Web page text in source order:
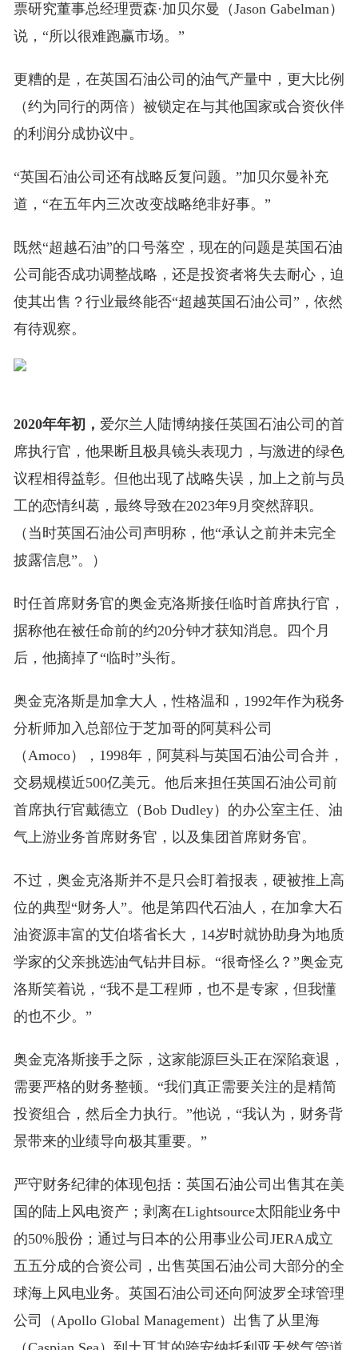
票研究董事总经理贾森·加贝尔曼（Jason Gabelman）
说，“所以很难跑赢市场。”
更糟的是，在英国石油公司的油气产量中，更大比例
（约为同行的两倍）被锁定在与其他国家或合资伙伴
的利润分成协议中。
“英国石油公司还有战略反复问题。”加贝尔曼补充
道，“在五年内三次改变战略绝非好事。”
既然“超越石油”的口号落空，现在的问题是英国石油
公司能否成功调整战略，还是投资者将失去耐心，迫
使其出售？行业最终能否“超越英国石油公司”，依然
有待观察。
2020年年初， 爱尔兰人陆博纳接任英国石油公司的首
席执行官，他果断且极具镜头表现力，与激进的绿色
议程相得益彰。但他出现了战略失误，加上之前与员
工的恋情纠葛，最终导致在2023年9月突然辞职。
（当时英国石油公司声明称，他“承认之前并未完全
披露信息”。）
时任首席财务官的奥金克洛斯接任临时首席执行官，
据称他在被任命前的约20分钟才获知消息。四个月
后，他摘掉了“临时”头衔。
奥金克洛斯是加拿大人，性格温和，1992年作为税务
分析师加入总部位于芝加哥的阿莫科公司
（Amoco），1998年，阿莫科与英国石油公司合并，
交易规模近500亿美元。他后来担任英国石油公司前
首席执行官戴德立（Bob Dudley）的办公室主任、油
气上游业务首席财务官，以及集团首席财务官。
不过，奥金克洛斯并不是只会盯着报表，硬被推上高
位的典型“财务人”。他是第四代石油人，在加拿大石
油资源丰富的艾伯塔省长大，14岁时就协助身为地质
学家的父亲挑选油气钻井目标。“很奇怪么？”奥金克
洛斯笑着说，“我不是工程师，也不是专家，但我懂
的也不少。”
奥金克洛斯接手之际，这家能源巨头正在深陷衰退，
需要严格的财务整顿。“我们真正需要关注的是精简
投资组合，然后全力执行。”他说，“我认为，财务背
景带来的业绩导向极其重要。”
严守财务纪律的体现包括：英国石油公司出售其在美
国的陆上风电资产；剥离在Lightsource太阳能业务中
的50%股份；通过与日本的公用事业公司JERA成立
五五分成的合资公司，出售英国石油公司大部分的全
球海上风电业务。英国石油公司还向阿波罗全球管理
公司（Apollo Global Management）出售了从里海